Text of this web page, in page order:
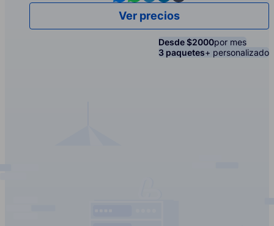
Ver precios
Desde $2000por mes
3 paquetes+ personalizado